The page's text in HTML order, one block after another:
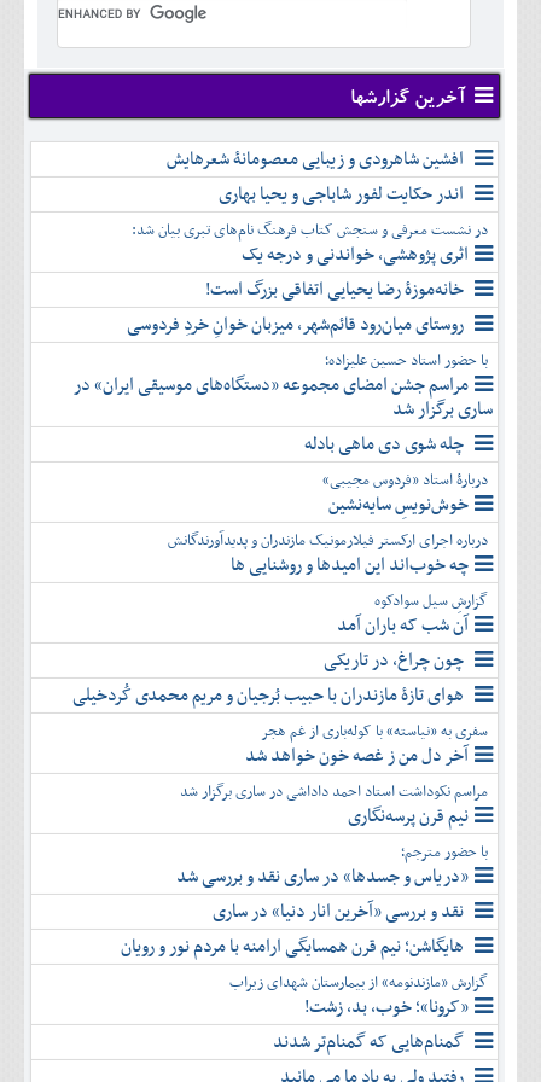
دی
بهمن
اسفند
آبان
آذر
دی
بهمن
اسفند
شهريور
مهر
آبان
آذر
دی
بهمن
اسفند
تير
مرداد
شهريور
مهر
آبان
آذر
دی
بهمن
اسفند
آخرین گزارشها
افشین شاهرودی و زیبایی معصومانۀ شعرهایش
اندر حکایت لفور شاباجی و یحیا بهاری
در نشست معرفی و سنجش کتاب فرهنگ نام‌های تبری بیان شد:
اثری پژوهشی، خواندنی و درجه یک
خانه‌موزۀ رضا یحیایی اتفاقی بزرگ است!
روستای میان‌رود قائم‌شهر، میزبان خوانِ خردِ فردوسی
با حضور استاد حسین علیزاده؛
مراسم جشن امضای مجموعه «دستگاه‌های موسیقی ایران» در
ساری برگزار شد
چله شوی دی ماهی بادله
دربارۀ استاد «فردوس مجیبی»
خوش‌نویسِ سایه‌نشین
درباره اجرای ارکستر فیلارمونیک مازندران و پدیدآورندگانش
چه خوب‌اند این امیدها و روشنایی ها
گزارشِ سیل سوادکوه
آن شب که باران آمد
چون چراغ، در تاریکی
هوای تازۀ مازندران با حبیب بُرجیان و مریم محمدی کُردخیلی
سفری به «نیاسته» با کوله‌باری از غم هجر
آخر دل من ز غصه خون خواهد شد
مراسم نکوداشت استاد احمد داداشی در ساری برگزار شد
نیم قرن پرسه‌نگاری
با حضور مترجم؛
«دریاس و جسدها» در ساری نقد و بررسی شد
نقد و بررسی «آخرین انار دنیا» در ساری
هایگاشن؛ نیم قرن همسایگی ارامنه با مردم نور و رویان
گزارش «مازندنومه» از بیمارستان شهدای زیراب
«کرونا»؛ خوب، بد، زشت!
گمنام‌هایی که گمنام‌تر شدند